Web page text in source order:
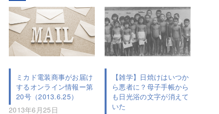
ミカド電装商事がお届け
するオンライン情報ー第
20号（2013.6.25）
2013年6月25日
【雑学】日焼けはいつか
ら悪者に？母子手帳から
も日光浴の文字が消えて
いた